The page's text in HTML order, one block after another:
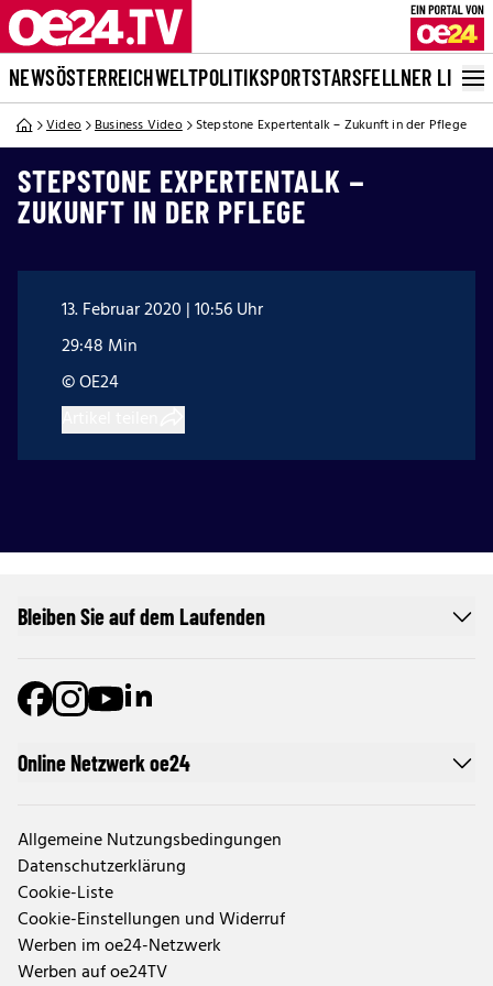
NEWSÖSTERREICHWELTPOLITIKSPORTSTARSFELLNER LIVE
Video Business Video Stepstone Expertentalk – Zukunft in der Pflege
STEPSTONE EXPERTENTALK –
ZUKUNFT IN DER PFLEGE
13. Februar 2020 | 10:56 Uhr
29:48 Min
© OE24
Online Netzwerk oe24
Allgemeine Nutzungsbedingungen
Datenschutzerklärung
Cookie-Liste
Cookie-Einstellungen und Widerruf
Werben im oe24-Netzwerk
Werben auf oe24TV
Bleiben Sie auf dem Laufenden